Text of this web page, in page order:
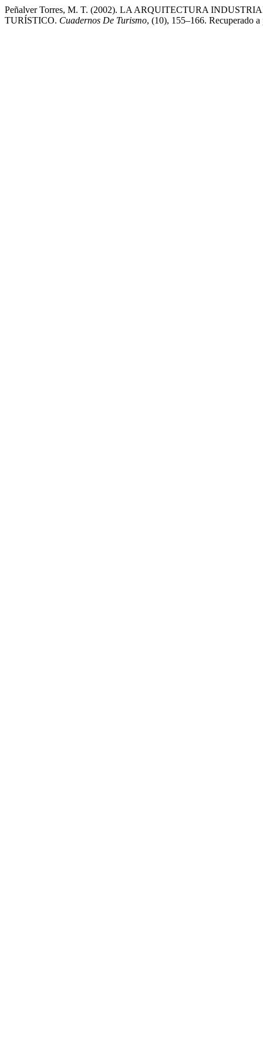
Peñalver Torres, M. T. (2002). LA ARQUITECTURA
TURÍSTICO. Cuadernos De Turismo, (10), 155–166. Recuperado